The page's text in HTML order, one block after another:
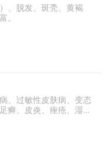
、脱发、斑秃、黄褐
。
、过敏性皮肤病、变态
癣、皮炎、痤疮、湿